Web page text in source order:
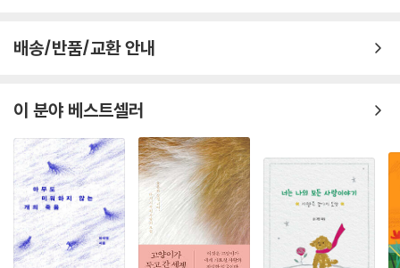
배송/반품/교환 안내
이 분야 베스트셀러